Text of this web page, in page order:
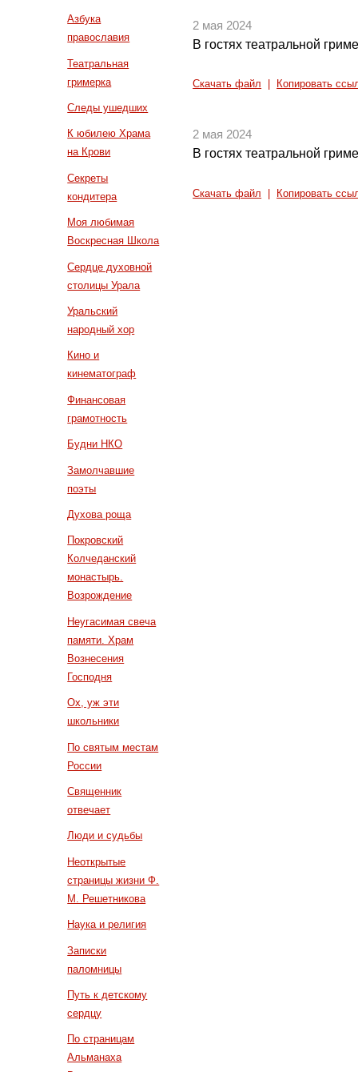
Азбука
православия
Театральная
гримерка
Следы ушедших
К юбилею Храма
на Крови
Секреты
кондитера
Моя любимая
Воскресная Школа
Сердце духовной
столицы Урала
Уральский
народный хор
Кино и
кинематограф
Финансовая
грамотность
Будни НКО
Замолчавшие
поэты
Духова роща
Покровский
Колчеданский
монастырь.
Возрождение
Неугасимая свеча
памяти. Храм
Вознесения
Господня
Ох, уж эти
школьники
По святым местам
России
Священник
отвечает
Люди и судьбы
Неоткрытые
страницы жизни Ф.
М. Решетникова
Наука и религия
Записки
паломницы
Путь к детскому
сердцу
По страницам
Альманаха
2 мая 2024
В гостях театральной
Скачать файл Копировать
2 мая 2024
В гостях театральной
Скачать файл Копировать